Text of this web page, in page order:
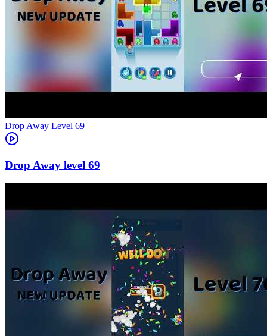
Level 69
69